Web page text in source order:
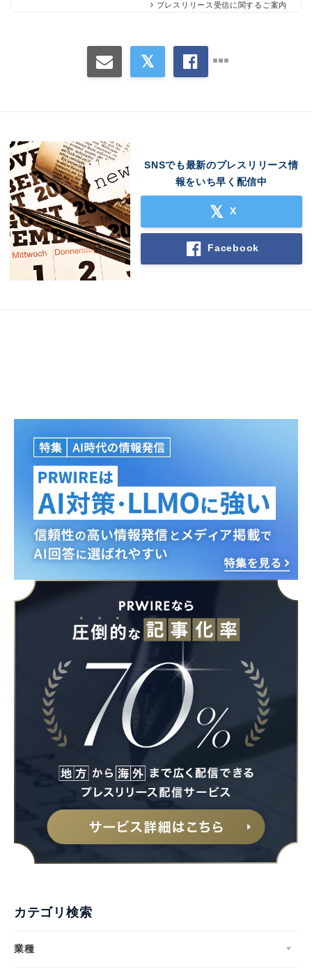
プレスリリース受信に関するご案内
SNSでも最新のプレスリリース情
報をいち早く配信中
X
Facebook
カテゴリ検索
業種